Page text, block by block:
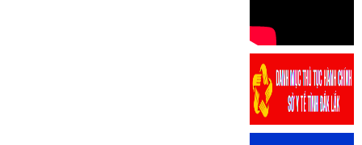
152/DS-
TTYTDanh sách
người thực hành
khám bệnh,
chữa bệnh từ
ngày
25/11/2024